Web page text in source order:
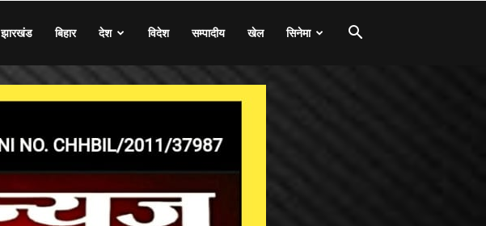
झारखंड बिहार देश विदेश सम्पादीय खेल सिनेमा